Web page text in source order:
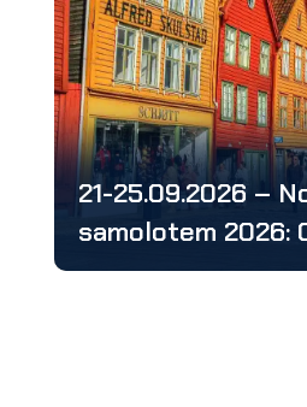
21-25.09.2026 –
samolotem 2026:
Stavanger